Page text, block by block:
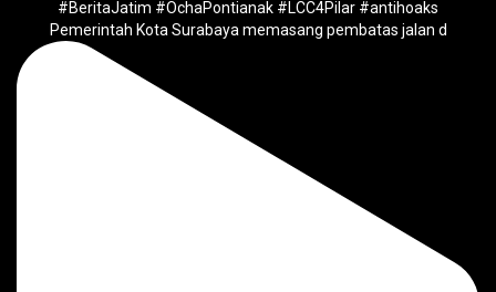
Pemerintah Kota Surabaya memasang pembatas jalan d